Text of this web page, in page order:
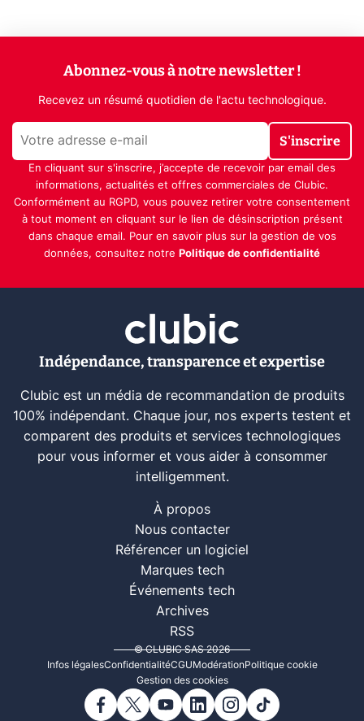
Abonnez-vous à notre newsletter !
Recevez un résumé quotidien de l'actu technologique.
S'inscrire
En cliquant sur s'inscrire, j’accepte de recevoir par email des
informations, actualités et offres commerciales de Clubic.
Conformément au RGPD, vous pouvez retirer votre consentement
à tout moment en cliquant sur le lien de désinscription présent
dans chaque email. Pour en savoir plus sur la gestion de vos
données, consultez notre Politique de confidentialité
Indépendance, transparence et expertise
Clubic est un média de recommandation de produits
100% indépendant. Chaque jour, nos experts testent et
comparent des produits et services technologiques
pour vous informer et vous aider à consommer
intelligemment.
À propos
Nous contacter
Référencer un logiciel
Marques tech
Événements tech
Archives
RSS
© CLUBIC SAS 2026
Infos légalesConfidentialitéCGUModérationPolitique cookie
Gestion des cookies